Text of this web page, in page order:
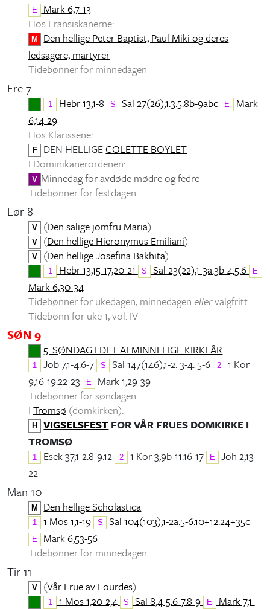
E
Mark 6,7-13
Hos Fransiskanerne:
M
Den hellige Peter Baptist, Paul Miki og deres
ledsagere, martyrer
Tidebønner for minnedagen
Fre 7
1 Hebr 13,1-8 S Sal 27(26),1.3.5.8b-9abc E Mark
6,14-29
Hos Klarissene:
F DEN HELLIGECOLETTE BOYLET
I Dominikanerordenen:
V Minnedag for avdøde mødre og fedre
Tidebønner for festdagen
Lør 8
V (Den salige jomfru Maria)
V (Den hellige Hieronymus Emiliani)
V (Den hellige Josefina Bakhita)
1 Hebr 13,15-17,20-21 S Sal 23(22),1-3a.3b-4.5.6 E
Mark 6,30-34
Tidebønner for ukedagen, minnedagen ellervalgfritt
Tidebønn for uke 1, vol. IV
SØN 9
5. SØNDAG I DET ALMINNELIGE KIRKEÅR
1 Job 7,1-4.6-7 S Sal 147(146),1-2. 3-4. 5-6 2
1 Kor
9,16-19.22-23
E
Mark 1,29-39
Tidebønner for søndagen
I Tromsø (domkirken):
H VIGSELSFEST FOR VÅR FRUES DOMKIRKE I
TROMSØ
1 Esek 37,1-2.8-9.12 2 1 Kor 3,9b-11.16-17 E
Joh 2,13-
22
Man 10
M Den hellige Scholastica
1 1 Mos 1,1-19 S Sal 104(103),1-2a.5-6.10+12.24+35c
E
Mark 6,53-56
Tidebønner for minnedagen
Tir 11
V (Vår Frue av Lourdes)
1 1 Mos 1,20-2,4 S Sal 8,4-5.6-7.8-9 E Mark 7,1-